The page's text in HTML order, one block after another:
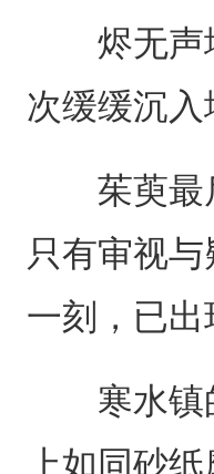
烬无声地
次缓缓沉
茱萸最后
只有审视
一刻，已
寒水镇的
上如同砂